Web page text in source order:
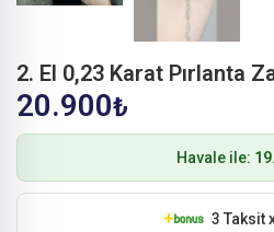
2. El 0,23 Karat Pırlanta
20.900₺
Havale ile:
3 Taksit